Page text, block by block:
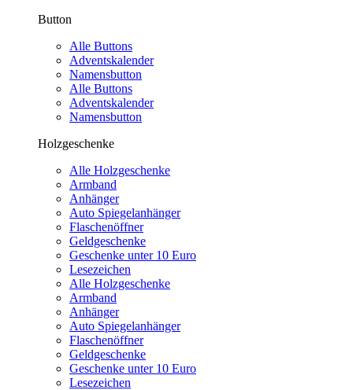
Button
Alle Buttons
Adventskalender
Namensbutton
Alle Buttons
Adventskalender
Namensbutton
Holzgeschenke
Alle Holzgeschenke
Armband
Anhänger
Auto Spiegelanhänger
Flaschenöffner
Geldgeschenke
Geschenke unter 10 Euro
Lesezeichen
Alle Holzgeschenke
Armband
Anhänger
Auto Spiegelanhänger
Flaschenöffner
Geldgeschenke
Geschenke unter 10 Euro
Lesezeichen